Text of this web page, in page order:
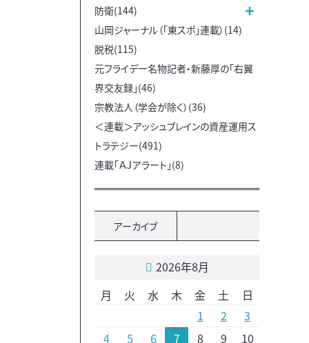
防衛(144)
山岡ジャーナル（「東スポ」連載）(14)
脱税(115)
元フライデー名物記者・新藤厚の「右翼
界交友録」(46)
宗教法人（学会が除く）(36)
＜連載＞アッシュブレインの資産運用ス
トラテジー(491)
連載「ＡＪアラート」(8)
アーカイブ
2026年8月
月
火 水 木 金 土
日
1
2
3
4
5 6 7 8 9 10